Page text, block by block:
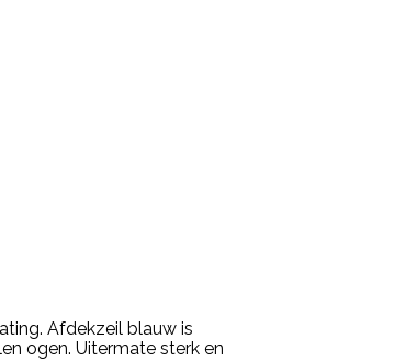
Afdekzeil blauw is
ogen. Uitermate sterk en